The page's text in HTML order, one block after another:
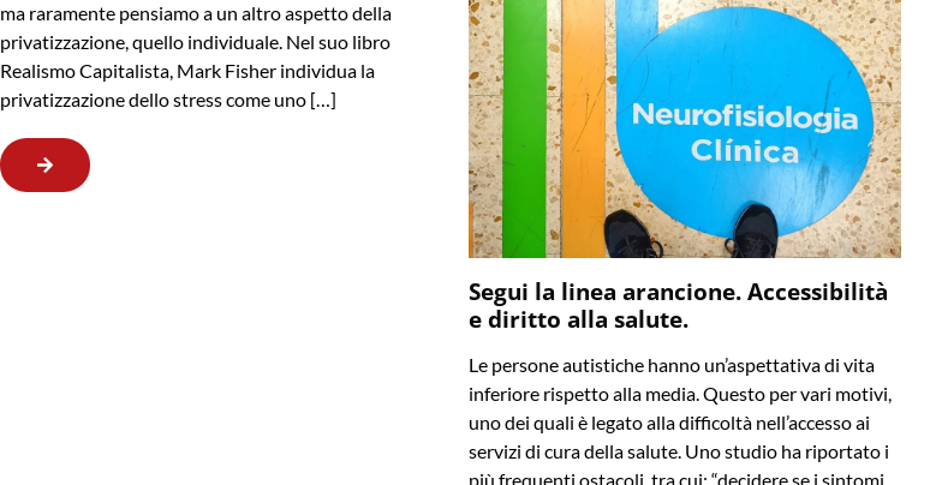
ma raramente pensiamo a un altro aspetto della
privatizzazione, quello individuale. Nel suo libro
Realismo Capitalista, Mark Fisher individua la
privatizzazione dello stress come uno […]
Segui la linea arancione. Accessibilità
e diritto alla salute.
Le persone autistiche hanno un’aspettativa di vita
inferiore rispetto alla media. Questo per vari motivi,
uno dei quali è legato alla difficoltà nell’accesso ai
servizi di cura della salute. Uno studio ha riportato i
più frequenti ostacoli, tra cui: “decidere se i sintomi